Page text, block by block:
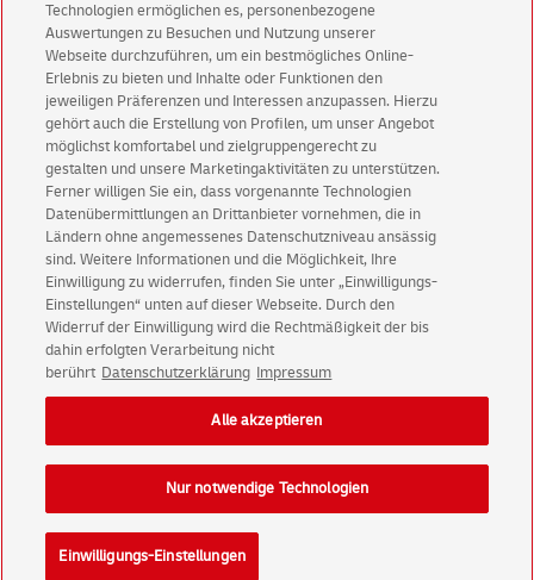
Immer informiert über exklusive Angebote und
Aktionen - jetzt mit Vorteil
Privatkundensichern sich einen5 € Gutschein
für POSTSCAN!
Geschäftskundenerhalten einen5 € Gutschein
für Briefmarke individuell!
Zur Newsletter-Anmeldung
© Sat Aug 08 19:43:26 CEST 2026 Deutsche Post AG
Impressum
Datenschutz
Einwilligungs-Einstellungen
Rechtliche Hinweise
Barrierefreiheit
Technologien ermöglichen es, personenbezogene
Auswertungen zu Besuchen und Nutzung unserer
Webseite durchzuführen, um ein bestmögliches Online-
Erlebnis zu bieten und Inhalte oder Funktionen den
jeweiligen Präferenzen und Interessen anzupassen. Hierzu
gehört auch die Erstellung von Profilen, um unser Angebot
möglichst komfortabel und zielgruppengerecht zu
gestalten und unsere Marketingaktivitäten zu unterstützen.
Ferner willigen Sie ein, dass vorgenannte Technologien
Datenübermittlungen an Drittanbieter vornehmen, die in
Ländern ohne angemessenes Datenschutzniveau ansässig
sind. Weitere Informationen und die Möglichkeit, Ihre
Einwilligung zu widerrufen, finden Sie unter „Einwilligungs-
Einstellungen“ unten auf dieser Webseite. Durch den
Widerruf der Einwilligung wird die Rechtmäßigkeit der bis
dahin erfolgten Verarbeitung nicht
berührt Datenschutzerklärung Impressum
Einwilligungs-Einstellungen
Nur notwendige Technologien
Alle akzeptieren